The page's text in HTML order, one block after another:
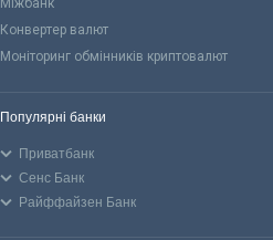
Міжбанк
Конвертер валют
Моніторинг обмінників криптовалют
Популярні банки
Приватбанк
Сенс Банк
Райффайзен Банк